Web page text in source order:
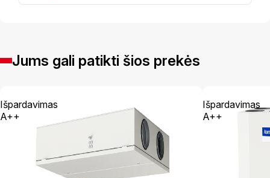
Jums gali patikti šios prekės
Išpardavimas
A++
Išpardavimas
A++